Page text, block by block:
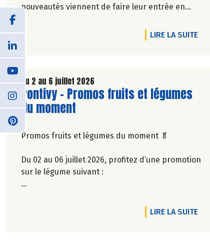
nouveautés viennent de faire leur entrée en
vanille ou au sureau et moelleux aux pommes. 🍎
Parfaits pour accompagner un café, un thé ou
Le plus difficile sera de choisir… Laquelle vous
fait le plus envie ?
LIRE LA SUITEDE
Du 2 au 6 juillet 2026
Lire la suite de l'article
Pontivy - Promos fruits et légumes
du moment
Promos fruits et légumes du moment 🥬
Du 02 au 06 juillet 2026, profitez d’une promotion
sur le légume suivant :
Rendez-vous dans notre magasin de Pontivy !
LIRE LA SUITEDE